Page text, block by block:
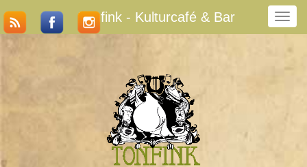
N
a
Tonfink - Kulturcafé & Bar